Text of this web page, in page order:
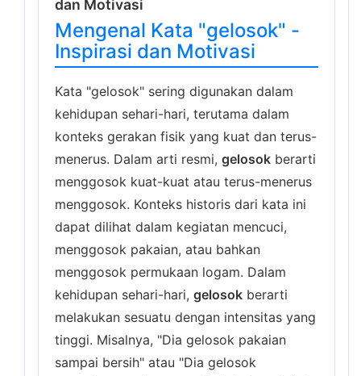
dan Motivasi
Mengenal Kata "gelosok" -
Inspirasi dan Motivasi
Kata "gelosok" sering digunakan dalam
kehidupan sehari-hari, terutama dalam
konteks gerakan fisik yang kuat dan terus-
menerus. Dalam arti resmi, gelosok berarti
menggosok kuat-kuat atau terus-menerus
menggosok. Konteks historis dari kata ini
dapat dilihat dalam kegiatan mencuci,
menggosok pakaian, atau bahkan
menggosok permukaan logam. Dalam
kehidupan sehari-hari, gelosok berarti
melakukan sesuatu dengan intensitas yang
tinggi. Misalnya, "Dia gelosok pakaian
sampai bersih" atau "Dia gelosok